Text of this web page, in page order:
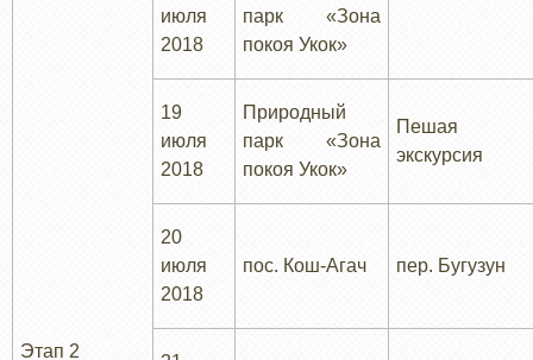
Этап 2
июля
2018
парк «Зона
покоя Укок»
19
июля
2018
Природный
парк «Зона
покоя Укок»
Пешая
экскурсия
20
июля
2018
пос. Кош-Агач пер. Бугузун